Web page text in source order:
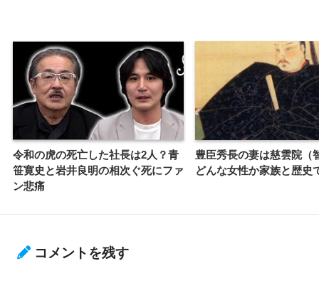
令和の虎の死亡した社長は2人？青
笹寛史と岩井良明の相次ぐ死にファ
ン悲痛
豊臣秀長の妻は慈雲院（
どんな女性か家族と歴史
コメントを残す